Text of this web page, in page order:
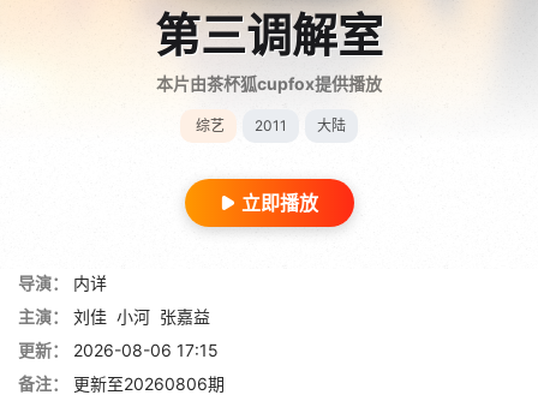
第三调解室
本片由茶杯狐cupfox提供播放
综艺 2011 大陆
立即播放
导演：
内详
主演：
刘佳 小河 张嘉益
更新：
2026-08-06 17:15
备注：
更新至20260806期